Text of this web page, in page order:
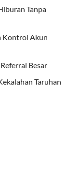
Tanpa
Kontrol Akun
Besar
Taruhan